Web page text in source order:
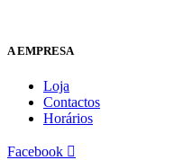
A EMPRESA
Loja
Contactos
Horários
Facebook